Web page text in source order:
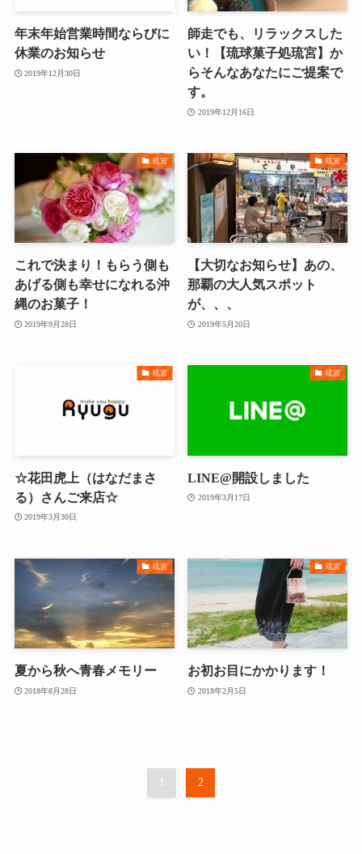
年末年始営業時間ならびに
休業のお知らせ
2019年12月30日
師走でも、リラックスした
い！【琉球菓子処琉宮】か
らそんなあなたにご提案で
す。
2019年12月16日
琉宮
これで決まり！もらう側も
あげる側も幸せになれる沖
縄のお菓子！
2019年9月28日
琉宮
【大切なお知らせ】あの、
那覇の大人気スポット
が、、、
2019年5月20日
琉宮
☆花田虎上（はなだまさ
る）さんご来店☆
2019年3月30日
琉宮
LINE@開設しました
2019年3月17日
琉宮
夏から秋へ青春メモリー
2018年8月28日
琉宮
お初お目にかかります！
2018年2月5日
2